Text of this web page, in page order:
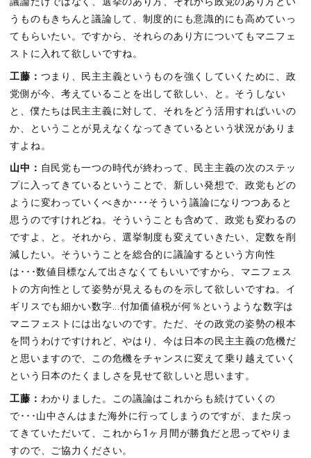
うものもきちんと議論して、制度的にも意識的にも高めていっ
てもらいたい。ですから、それらのあり方についてもマニフェ
ストに入れて欲しいですね。
工藤： つまり、民主主義というものを強くしていくために、政
党側が今、考えていることを出して欲しい、と。そうしない
と、僕たちは民主主義に対して、それをどう活用すればいいの
か、ということが見えなくなってきているという状況がありま
すよね。
山中： 自民党も一つの時代が終わって、民主主義の次のステッ
プに入ってきているということで、新しい発想で、政党もどの
ように変わっていくべきか･･･そういう議論になりつつあると
思うのですけれどね。そういうことも含めて、政党も変わるの
ですよ、と。それから、選挙制度も変えていきたい、定数を削
減したい。そういうことを総合的に議論するという方向性
は･･･数値目標なんて出さなくてもいいですから、マニフェス
トの方向性として姿勢が見えるものを示して欲しいですね。イ
ギリスでも細かい数字...付加価値税が何％というような数字は
マニフェストには出ないのです。ただ、その政党の姿勢の根本
を問うわけですけれど、やはり、今は日本の民主主義の危機だ
と思いますので、この危機をチャンスに変えて乗り越えていく
という日本のたくましさを見せて欲しいと思います。
工藤： わかりました。この議論はこれからも続けていくの
で･･･山中さんはまた海外に行ってしまうのですが、また戻っ
てきていただいて、これから1ヶ月間が勝負だと思ってやりま
すので、ご協力ください。